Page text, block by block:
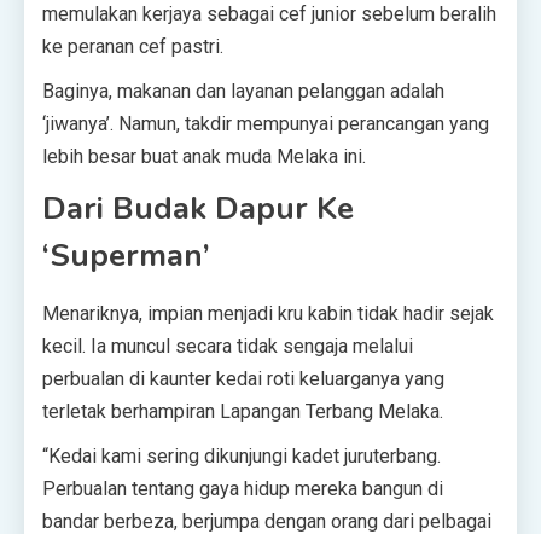
memulakan kerjaya sebagai cef junior sebelum beralih
ke peranan cef pastri.
Baginya, makanan dan layanan pelanggan adalah
‘jiwanya’. Namun, takdir mempunyai perancangan yang
lebih besar buat anak muda Melaka ini.
Dari Budak Dapur Ke
‘Superman’
Menariknya, impian menjadi kru kabin tidak hadir sejak
kecil. Ia muncul secara tidak sengaja melalui
perbualan di kaunter kedai roti keluarganya yang
terletak berhampiran Lapangan Terbang Melaka.
“Kedai kami sering dikunjungi kadet juruterbang.
Perbualan tentang gaya hidup mereka bangun di
bandar berbeza, berjumpa dengan orang dari pelbagai